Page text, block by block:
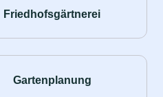
Friedhofsgärtnerei
Gartenplanung